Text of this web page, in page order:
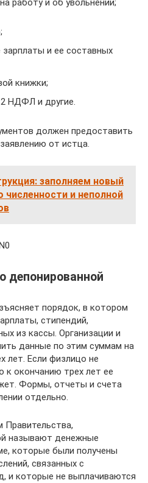
работу и об увольнении;
зарплаты и ее составных
книжки;
НДФЛ и другие.
должен предоставить
от истца.
заполняем новый
и неполной
депонированной
порядок, в котором
стипендий,
из кассы. Организации и
данные по этим суммам на
лет. Если физлицо не
к окончанию трех лет ее
Формы, отчеты и счета
отдельно.
Правительства,
называют денежные
которые были получены
связанных с
и которые не выплачиваются